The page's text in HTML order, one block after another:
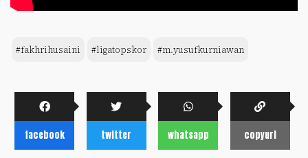
#fakhrihusaini #ligatopskor #m.yusufkurniawan
facebook twitter whatsapp copyurl